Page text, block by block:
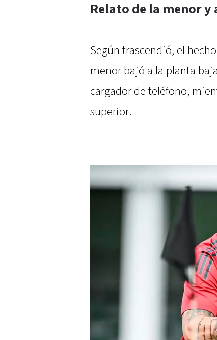
Relato de la menor
Según trascendió, el
menor bajó a la planta
cargador de teléfono,
superior.